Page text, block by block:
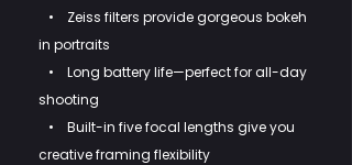
• Zeiss filters provide gorgeous bokeh
in portraits
• Long battery life—perfect for all-day
shooting
• Built-in five focal lengths give you
creative framing flexibility